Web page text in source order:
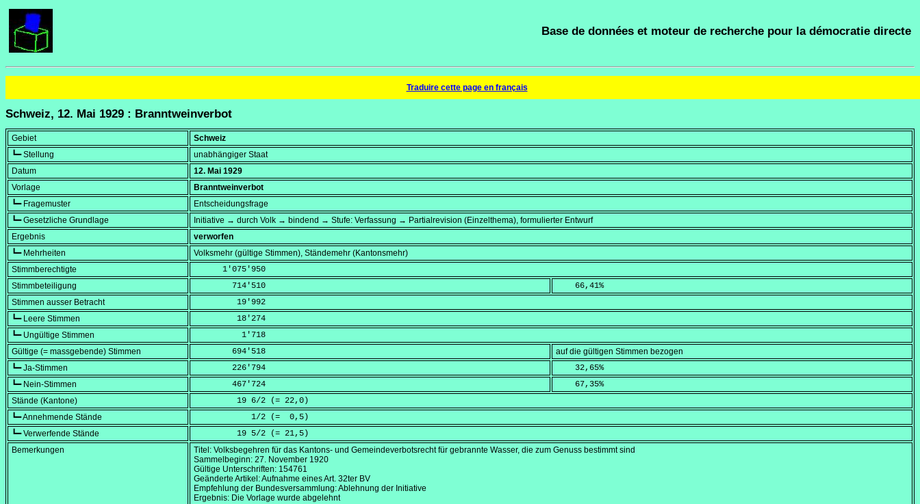
Base de données et moteur de recherche pour la démocratie directe
Traduire cette page en français
Schweiz, 12. Mai 1929 : Branntweinverbot
Gebiet
Schweiz
┗━ Stellung
unabhängiger Staat
Datum
12. Mai 1929
Vorlage
Branntweinverbot
┗━ Fragemuster
Entscheidungsfrage
┗━ Gesetzliche Grundlage
Initiative → durch Volk → bindend → Stufe: Verfassung → Partialrevision (Einzelthema), formulierter Entwurf
Ergebnis
verworfen
┗━ Mehrheiten
Volksmehr (gültige Stimmen), Ständemehr (Kantonsmehr)
Stimmberechtigte
      1'075'950
Stimmbeteiligung
        714'510
    66,41
%
Stimmen ausser Betracht
         19'992
┗━ Leere Stimmen
         18'274
┗━ Ungültige Stimmen
          1'718
Gültige (= massgebende) Stimmen
        694'518
auf die gültigen Stimmen bezogen
┗━ Ja-Stimmen
        226'794
    32,65
%
┗━ Nein-Stimmen
        467'724
    67,35
%
Stände (Kantone)
         19 6/2 (=
22,0 )
┗━ Annehmende Stände
            1/2 (=
  0,5
)
┗━ Verwerfende Stände
         19 5/2 (=
21,5 )
Bemerkungen
Titel: Volksbegehren für das Kantons- und Gemeindeverbotsrecht für gebrannte Wasser, die zum Genuss bestimmt sind
Sammelbeginn: 27. November 1920
Gültige Unterschriften: 154761
Geänderte Artikel: Aufnahme eines Art. 32ter BV
Empfehlung der Bundesversammlung: Ablehnung der Initiative
Ergebnis: Die Vorlage wurde abgelehnt